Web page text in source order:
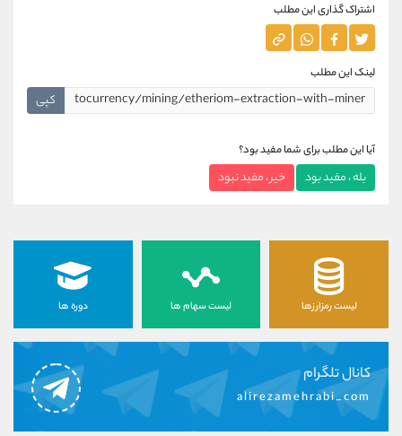
اشتراک گذاری این مطلب
لینک این مطلب
کپی
آیا این مطلب برای شما مفید بود؟
بله ، مفید بود خیر ، مفید نبود
لیست رمزارزها لیست سهام ها دوره ها
کانال تلگرام
alirezamehrabi_com